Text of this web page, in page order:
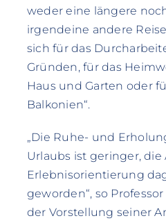
weder eine längere
irgendeine andere
sich für das
Gründen, für das
Haus und Garten oder
Balkonien“.
„Die Ruhe- und
Urlaubs ist geringer, die
Erlebnisorientierung
geworden“, so
der Vorstellung seiner